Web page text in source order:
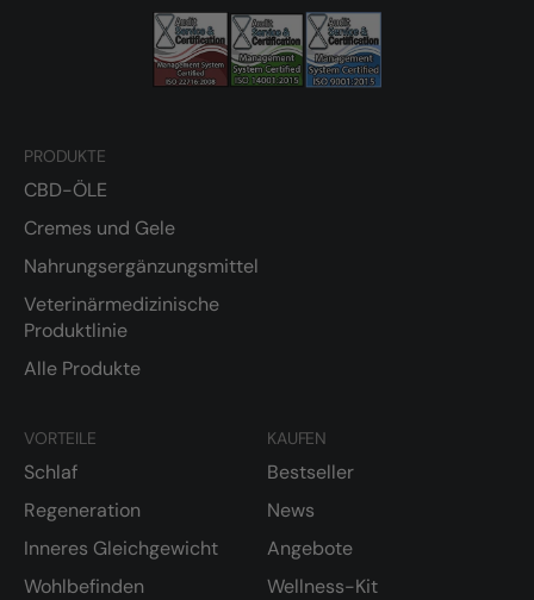
PRODUKTE
CBD-ÖLE
Cremes und Gele
Nahrungsergänzungsmittel
Veterinärmedizinische
Produktlinie
Alle Produkte
VORTEILE
Schlaf
Regeneration
Inneres Gleichgewicht
Wohlbefinden
KAUFEN
Bestseller
News
Angebote
Wellness-Kit